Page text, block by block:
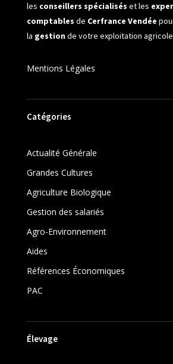
les conseillers spécialisés et les
comptables de Cerfrance Vendée
la gestionde votre exploitation
Mentions Légales
Catégories
Actualité Générale
Grandes Cultures
Agriculture Biologique
Gestion des salariés
Agro-Environnement
Aides
Références Économiques
PAC
Élevage